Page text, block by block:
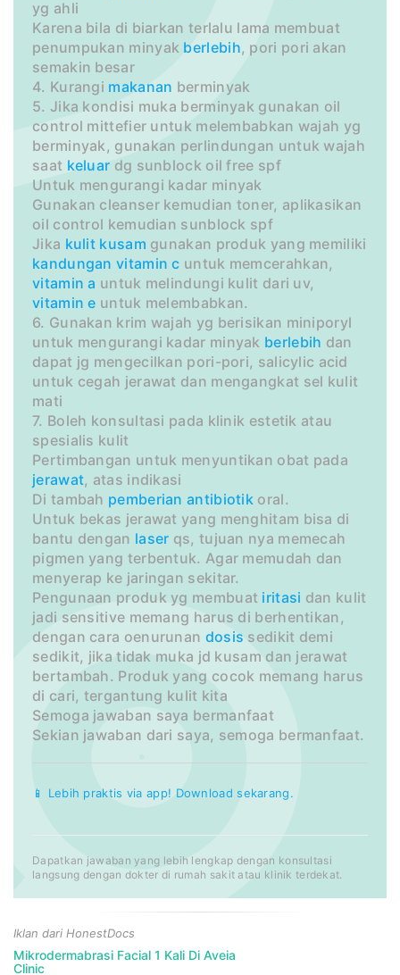
yg ahli
Karena bila di biarkan terlalu lama membuat
penumpukan minyak berlebih, pori pori akan
semakin besar
4. Kurangi makanan berminyak
5. Jika kondisi muka berminyak gunakan oil
control mittefier untuk melembabkan wajah yg
berminyak, gunakan perlindungan untuk wajah
saat keluar dg sunblock oil free spf
Untuk mengurangi kadar minyak
Gunakan cleanser kemudian toner, aplikasikan
oil control kemudian sunblock spf
Jika kulit kusam gunakan produk yang memiliki
kandungan vitamin c untuk memcerahkan,
vitamin a untuk melindungi kulit dari uv,
vitamin e untuk melembabkan.
6. Gunakan krim wajah yg berisikan miniporyl
untuk mengurangi kadar minyak berlebih dan
dapat jg mengecilkan pori-pori, salicylic acid
untuk cegah jerawat dan mengangkat sel kulit
mati
7. Boleh konsultasi pada klinik estetik atau
spesialis kulit
Pertimbangan untuk menyuntikan obat pada
jerawat, atas indikasi
Di tambah pemberian antibiotik oral.
Untuk bekas jerawat yang menghitam bisa di
bantu dengan laser qs, tujuan nya memecah
pigmen yang terbentuk. Agar memudah dan
menyerap ke jaringan sekitar.
Pengunaan produk yg membuat iritasi dan kulit
jadi sensitive memang harus di berhentikan,
dengan cara oenurunan dosis sedikit demi
sedikit, jika tidak muka jd kusam dan jerawat
bertambah. Produk yang cocok memang harus
di cari, tergantung kulit kita
Semoga jawaban saya bermanfaat
Sekian jawaban dari saya, semoga bermanfaat.
📱 Lebih praktis via app! Download sekarang.
Dapatkan jawaban yang lebih lengkap dengan konsultasi
langsung dengan dokter di rumah sakit atau klinik terdekat.
Iklan dari HonestDocs
Mikrodermabrasi Facial 1 Kali Di Aveia
Clinic